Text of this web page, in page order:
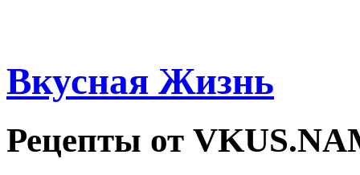
Вкусная Жизнь
Рецепты от